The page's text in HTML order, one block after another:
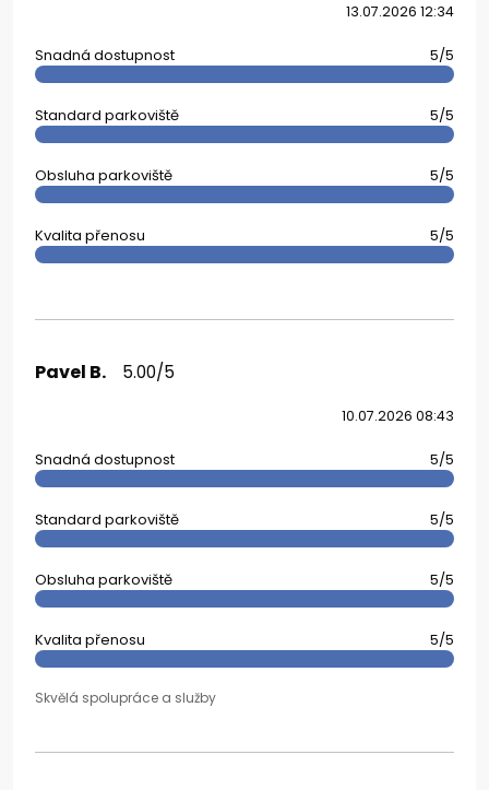
13.07.2026 12:34
Snadná dostupnost 5/5
Standard parkoviště 5/5
Obsluha parkoviště 5/5
Kvalita přenosu 5/5
Pavel B. 5.00/5
10.07.2026 08:43
Snadná dostupnost 5/5
Standard parkoviště 5/5
Obsluha parkoviště 5/5
Kvalita přenosu 5/5
Skvělá spolupráce a služby